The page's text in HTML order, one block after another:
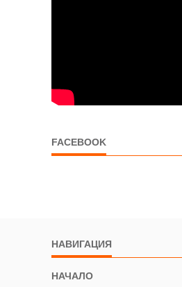
FACEBOOK
НАВИГАЦИЯ
НАЧАЛО